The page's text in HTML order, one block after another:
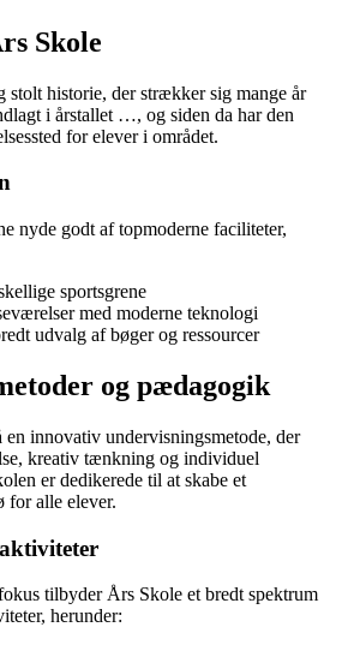
Skole
stolt historie, der strækker sig mange år
i årstallet …, og siden da har den
for elever i området.
nyde godt af topmoderne faciliteter,
sportsgrene
med moderne teknologi
udvalg af bøger og ressourcer
og pædagogik
innovativ undervisningsmetode, der
kreativ tænkning og individuel
er dedikerede til at skabe et
for alle elever.
tilbyder Års Skole et bredt spektrum
herunder: